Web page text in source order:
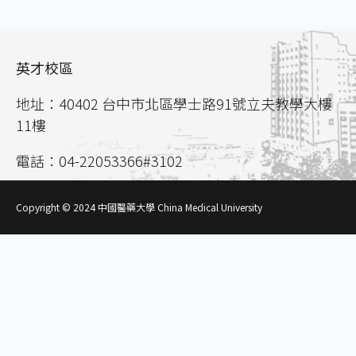
英才校區
地址：40402 台中市北區學士路91號立夫教學大樓
11樓
電話：04-22053366#3102
Copyright © 2024 中國醫藥大學 China Medical University